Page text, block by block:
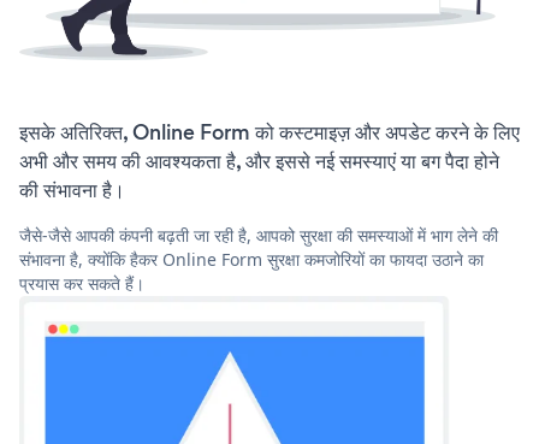
इसके अतिरिक्त, Online Form को कस्टमाइज़ और अपडेट करने के लिए
अभी और समय की आवश्यकता है, और इससे नई समस्याएं या बग पैदा होने
की संभावना है।
जैसे-जैसे आपकी कंपनी बढ़ती जा रही है, आपको सुरक्षा की समस्याओं में भाग लेने की
संभावना है, क्योंकि हैकर Online Form सुरक्षा कमजोरियों का फायदा उठाने का
प्रयास कर सकते हैं।